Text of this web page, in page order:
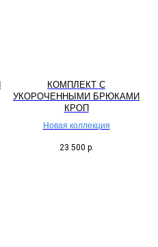
КОМПЛЕКТ С
УКОРОЧЕННЫМИ БРЮКАМИ
КРОП
Новая коллекция
23 500 р.